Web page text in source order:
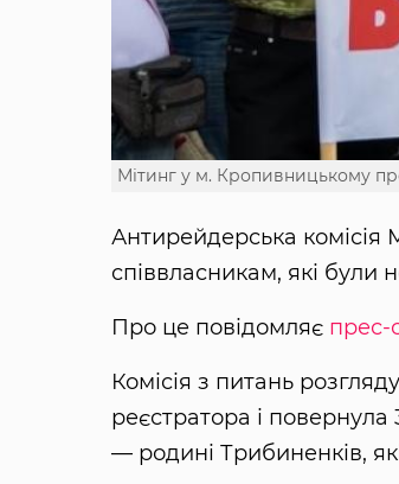
Мітинг у м. Кропивницькому
Антирейдерська комісія
співвласникам, які були
Про це повідомляє прес-
Комісія з питань
реєстратора і
— родині Трибиненків,